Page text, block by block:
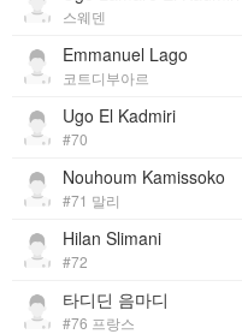
스웨덴
Emmanuel Lago
코트디부아르
Ugo El Kadmiri
#70
Nouhoum Kamissoko
#71 말리
Hilan Slimani
#72
타디딘 음마디
#76 프랑스